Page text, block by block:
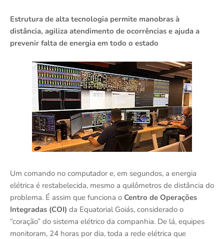
Estrutura de alta tecnologia permite manobras à
distância, agiliza atendimento de ocorrências e ajuda a
prevenir falta de energia em todo o estado
Um comando no computador e, em segundos, a energia
elétrica é restabelecida, mesmo a quilômetros de distância do
problema. É assim que funciona o Centro de Operações
Integradas (COI) da Equatorial Goiás, considerado o
“coração” do sistema elétrico da companhia. De lá, equipes
monitoram, 24 horas por dia, toda a rede elétrica que